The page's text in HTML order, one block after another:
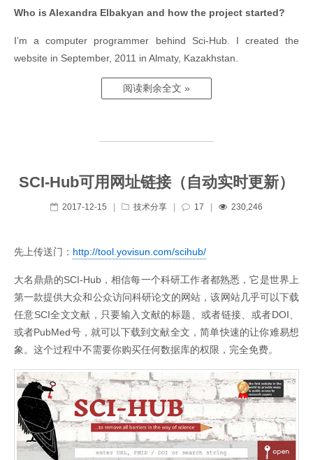
Who is Alexandra Elbakyan and how the project started?
I’m a computer programmer behind Sci-Hub. I created the
website in September, 2011 in Almaty, Kazakhstan.
阅读剩余全文 »
SCI-Hub可用网址链接（自动实时更新）
2017-12-15 | 技术分享 | 17 | 230,246
先上传送门： http://tool.yovisun.com/scihub/
大名鼎鼎的SCI-Hub，相信每一个科研工作者都熟悉，它是世界上
第一款提供大众和公众访问科研论文的网站，该网站几乎可以下载
任意SCI全文文献，只要输入文献的标题、或者链接、或者DOI、
或者PubMed号，就可以下载到文献全文，简单快速的让你难易想
象。这个过程中不需要你购买任何数据库的权限，完全免费。